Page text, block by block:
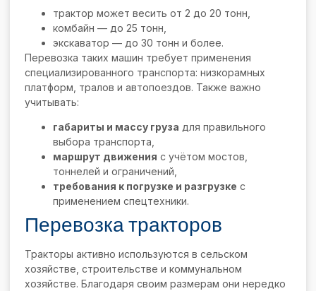
трактор может весить от 2 до 20 тонн,
комбайн — до 25 тонн,
экскаватор — до 30 тонн и более.
Перевозка таких машин требует применения
специализированного транспорта: низкорамных
платформ, тралов и автопоездов. Также важно
учитывать:
габариты и массу груза для правильного
выбора транспорта,
маршрут движения с учётом мостов,
тоннелей и ограничений,
требования к погрузке и разгрузке с
применением спецтехники.
Перевозка тракторов
Тракторы активно используются в сельском
хозяйстве, строительстве и коммунальном
хозяйстве. Благодаря своим размерам они нередко